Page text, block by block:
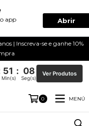
app Abrir
| Inscreva-se e ganhe 10%
51 : 08
Min(s) Seg(s)
Ver Produtos
0 MENÚ